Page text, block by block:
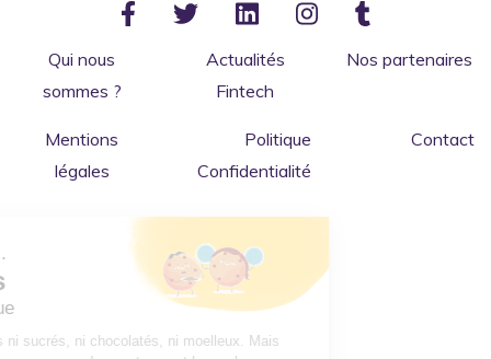
Qui nous
sommes ?
Actualités
Fintech
Nos partenaires
Mentions
légales
Politique
Confidentialité
Contact
les Cookies
de ConnectBanque
Bon ok, nous sommes ni sucrés, ni chocolatés, ni moelleux. Mais